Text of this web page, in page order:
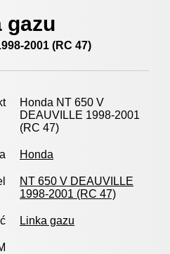
gazu
2001 (RC 47)
Honda NT 650 V
DEAUVILLE 1998-2001
(RC 47)
Honda
NT 650 V DEAUVILLE
1998-2001 (RC 47)
Linka gazu